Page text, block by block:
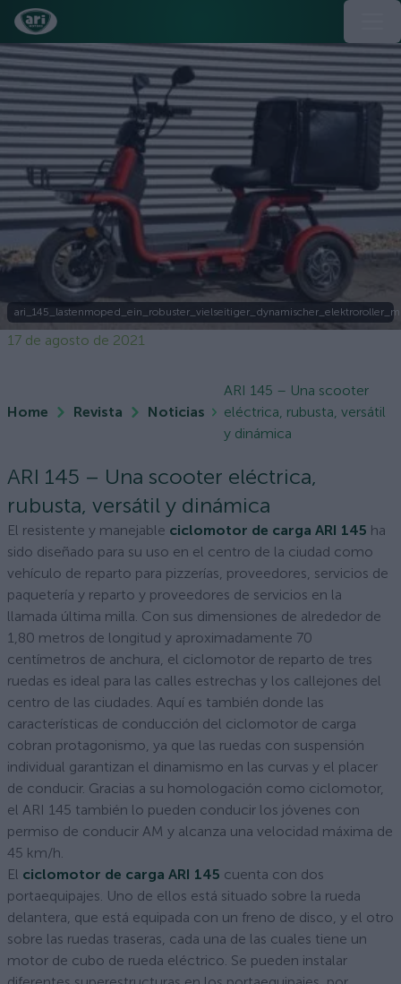
17 de agosto de 2021
Home Revista Noticias
ARI 145 – Una scooter
eléctrica, rubusta, versátil
y dinámica
ARI 145 – Una scooter eléctrica,
rubusta, versátil y dinámica
El resistente y manejable ciclomotor de carga ARI 145 ha
sido diseñado para su uso en el centro de la ciudad como
vehículo de reparto para pizzerías, proveedores, servicios de
paquetería y reparto y proveedores de servicios en la
llamada última milla. Con sus dimensiones de alrededor de
1,80 metros de longitud y aproximadamente 70
centímetros de anchura, el ciclomotor de reparto de tres
ruedas es ideal para las calles estrechas y los callejones del
centro de las ciudades. Aquí es también donde las
características de conducción del ciclomotor de carga
cobran protagonismo, ya que las ruedas con suspensión
individual garantizan el dinamismo en las curvas y el placer
de conducir. Gracias a su homologación como ciclomotor,
el ARI 145 también lo pueden conducir los jóvenes con
permiso de conducir AM y alcanza una velocidad máxima de
45 km/h.
El ciclomotor de carga ARI 145 cuenta con dos
portaequipajes. Uno de ellos está situado sobre la rueda
delantera, que está equipada con un freno de disco, y el otro
sobre las ruedas traseras, cada una de las cuales tiene un
motor de cubo de rueda eléctrico. Se pueden instalar